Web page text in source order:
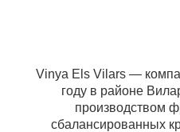
Vinya Els Vilars —
году в районе
производством
сбалансированных